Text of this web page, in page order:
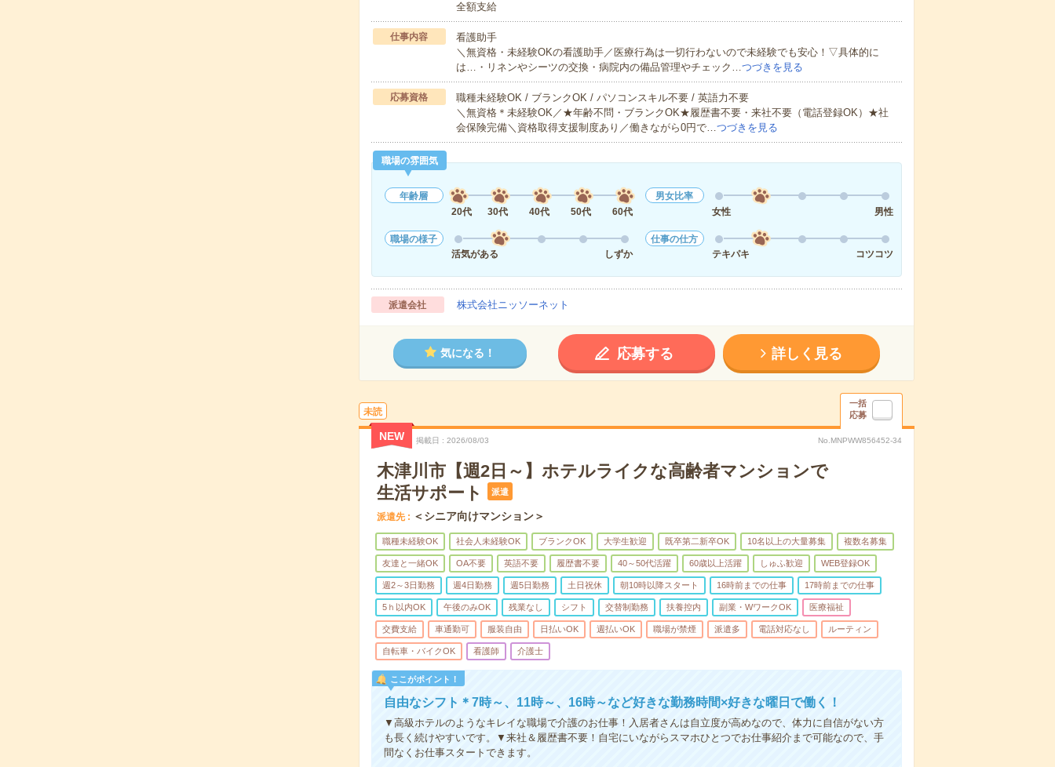
全額支給
仕事内容
看護助手
＼無資格・未経験OKの看護助手／医療行為は一切行わないので未経験でも安心！▽具体的に
は…・リネンやシーツの交換・病院内の備品管理やチェック…つづきを見る
応募資格
職種未経験OK / ブランクOK / パソコンスキル不要 / 英語力不要
＼無資格＊未経験OK／★年齢不問・ブランクOK★履歴書不要・来社不要（電話登録OK）★社
会保険完備＼資格取得支援制度あり／働きながら0円で…つづきを見る
職場の雰囲気
年齢層
20代
30代 40代 50代 60代
男女比率
女性
男性
職場の様子
活気がある
しずか
仕事の仕方
テキパキ
コツコツ
派遣会社 株式会社ニッソーネット
気になる！ 応募する 詳しく見る
未読
一括
応募
NEW 掲載日 2026/08/03 No.MNPWW856452-34
木津川市【週2日～】ホテルライクな高齢者マンションで
生活サポート
派遣
派遣先 ＜シニア向けマンション＞
職種未経験OK 社会人未経験OK ブランクOK 大学生歓迎 既卒第二新卒OK 10名以上の大量募集 複数名募集
友達と一緒OK OA不要 英語不要 履歴書不要 40～50代活躍 60歳以上活躍 しゅふ歓迎 WEB登録OK
週2～3日勤務 週4日勤務 週5日勤務 土日祝休 朝10時以降スタート 16時前までの仕事 17時前までの仕事
5ｈ以内OK 午後のみOK 残業なし シフト 交替制勤務 扶養控内 副業・WワークOK 医療福祉
交費支給 車通勤可 服装自由 日払いOK 週払いOK 職場が禁煙 派遣多 電話対応なし ルーティン
自転車・バイクOK 看護師 介護士
ここがポイント！
自由なシフト＊7時～、11時～、16時～など好きな勤務時間×好きな曜日で働く！
▼高級ホテルのようなキレイな職場で介護のお仕事！入居者さんは自立度が高めなので、体力に自信がない方
も長く続けやすいです。▼来社＆履歴書不要！自宅にいながらスマホひとつでお仕事紹介まで可能なので、手
間なくお仕事スタートできます。